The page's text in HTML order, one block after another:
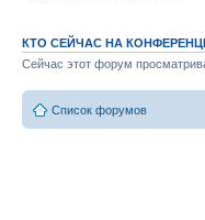
WS
alikbalik
serjoT
Mihagawa
КТО СЕЙЧАС НА
Сейчас этот форум
Список форумов